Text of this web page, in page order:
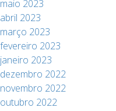
maio 2023
abril 2023
março 2023
fevereiro 2023
janeiro 2023
dezembro 2022
novembro 2022
outubro 2022